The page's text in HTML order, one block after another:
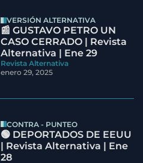
VERSIÓN ALTERNATIVA
📰 GUSTAVO PETRO UN
CASO CERRADO | Revista
Alternativa | Ene 29
Revista Alternativa
enero 29, 2025
CONTRA - PUNTEO
🟢 DEPORTADOS DE EEUU
| Revista Alternativa | Ene
28